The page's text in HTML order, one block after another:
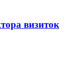
визиток